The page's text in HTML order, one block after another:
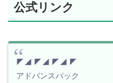
公式リンク
◤◢ ◤◢ ◤◢ ◤
アドバンスパック